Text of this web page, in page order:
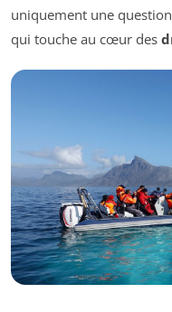
uniquement une
qui touche au cœur des